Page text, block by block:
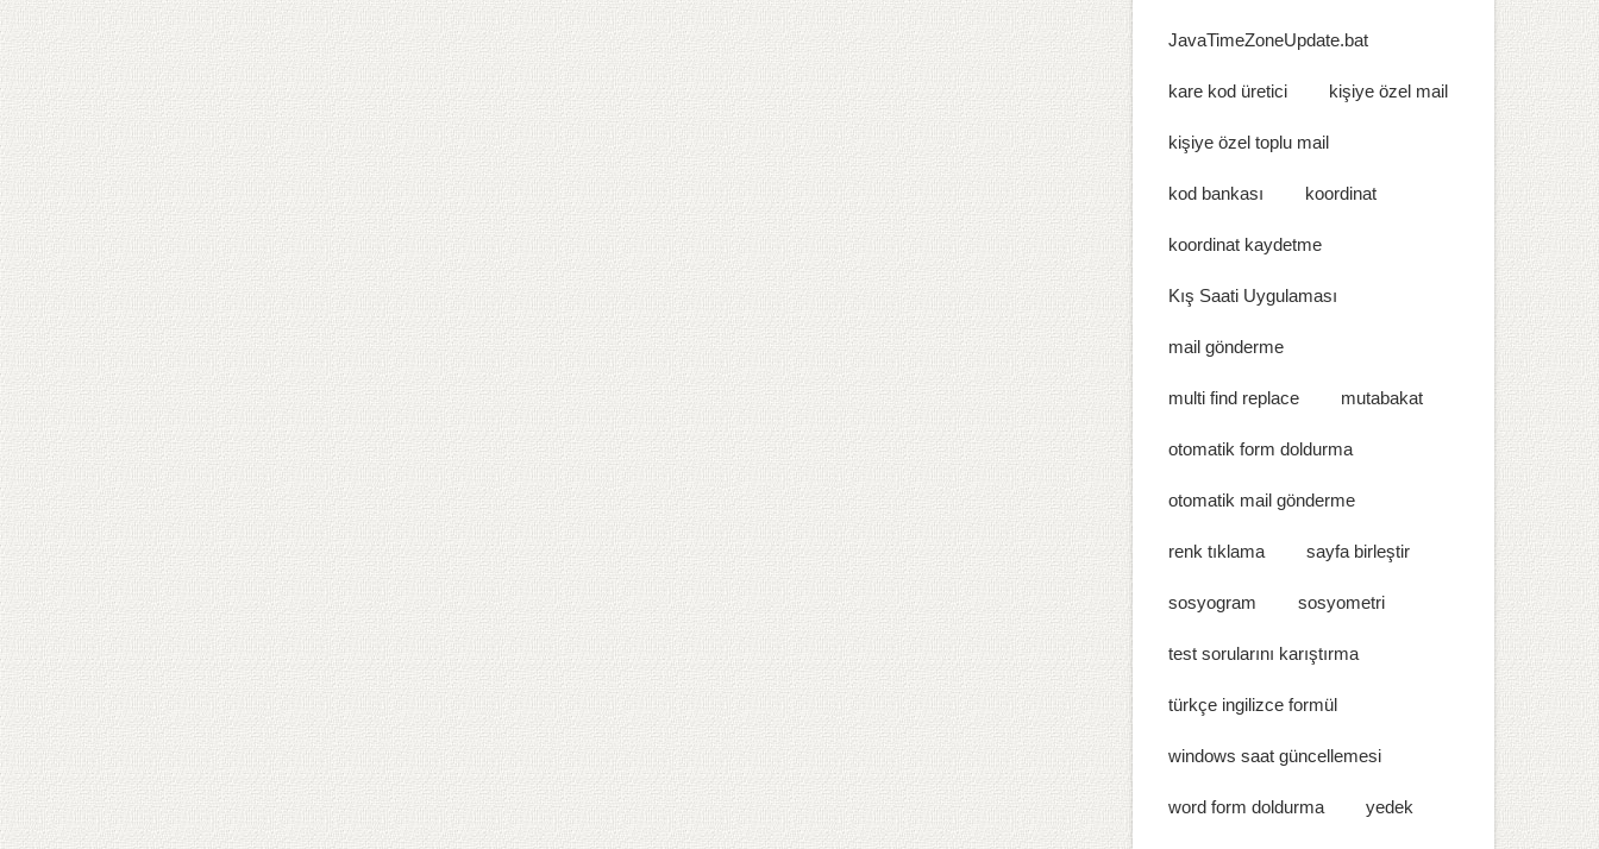
JavaTimeZoneUpdate.bat
kare kod üretici kişiye özel mail
kişiye özel toplu mail
kod bankası koordinat
koordinat kaydetme
Kış Saati Uygulaması
mail gönderme
multi find replace mutabakat
otomatik form doldurma
otomatik mail gönderme
renk tıklama sayfa birleştir
sosyogram sosyometri
test sorularını karıştırma
türkçe ingilizce formül
windows saat güncellemesi
word form doldurma yedek